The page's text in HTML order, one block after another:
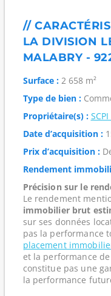
//
LA DIVISION
MALABRY -
Surface :2 658 m²
Type de bien :
Propriétaire(s) :
Date d’acquisition :
Prix d’acquisition :
Rendement
Précision sur le
Le rendement
immobilier brut
sur ses données
pas la performance
placement
et la performance
constitue pas une
la performance